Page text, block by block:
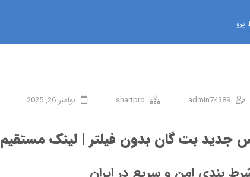
admin74389
shartpro نوامبر 26, 2025
جدید بت گان بدون فیلتر | لینک مستقیم
بندی امن و سریع در ایران